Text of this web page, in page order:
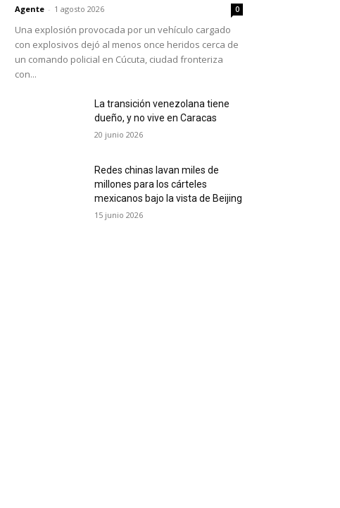
Agente - 1 agosto 2026 0
Una explosión provocada por un vehículo cargado
con explosivos dejó al menos once heridos cerca de
un comando policial en Cúcuta, ciudad fronteriza
con...
La transición venezolana tiene
dueño, y no vive en Caracas
20 junio 2026
Redes chinas lavan miles de
millones para los cárteles
mexicanos bajo la vista de Beijing
15 junio 2026